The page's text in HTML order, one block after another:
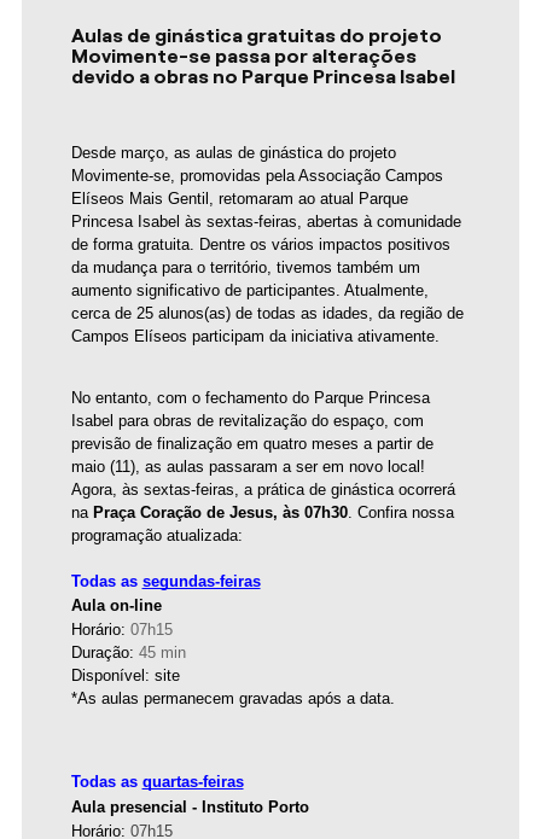
Aulas de ginástica gratuitas do projeto
Movimente-se passa por alterações
devido a obras no Parque Princesa Isabel
Desde março, as aulas de ginástica do projeto
Movimente-se, promovidas pela Associação Campos
Elíseos Mais Gentil, retomaram ao atual Parque
Princesa Isabel às sextas-feiras, abertas à comunidade
de forma gratuita. Dentre os vários impactos positivos
da mudança para o território, tivemos também um
aumento significativo de participantes. Atualmente,
cerca de 25 alunos(as) de todas as idades, da região de
Campos Elíseos participam da iniciativa ativamente.
No entanto, com o fechamento do Parque Princesa
Isabel para obras de revitalização do espaço, com
previsão de finalização em quatro meses a partir de
maio (11), as aulas passaram a ser em novo local!
Agora, às sextas-feiras, a prática de ginástica ocorrerá
na Praça Coração de Jesus, às 07h30. Confira nossa
programação atualizada:
Todas as segundas-feiras
Aula on-line
Horário: 07h15
Duração: 45 min
Disponível: site
*As aulas permanecem gravadas após a data.
Todas as quartas-feiras
Aula presencial - Instituto Porto
Horário: 07h15